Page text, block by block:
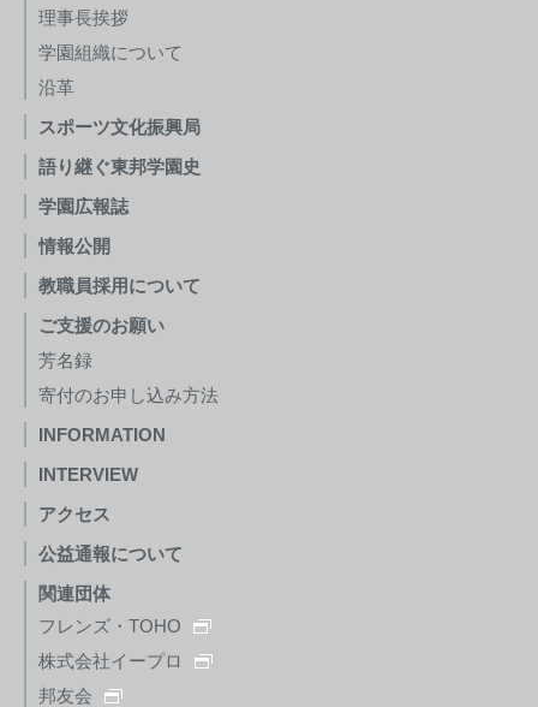
理事長挨拶
学園組織について
沿革
スポーツ文化振興局
語り継ぐ東邦学園史
学園広報誌
情報公開
教職員採用について
ご支援のお願い
芳名録
寄付のお申し込み方法
INFORMATION
INTERVIEW
アクセス
公益通報について
関連団体
フレンズ・TOHO
株式会社イープロ
邦友会